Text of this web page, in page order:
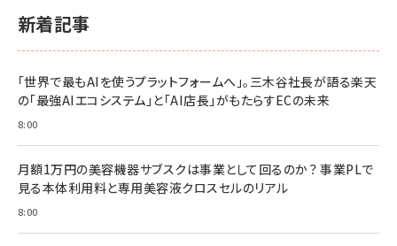
新着記事
「世界で最もAIを使うプラットフォームへ」。三木谷社長が語る楽天
の「最強AIエコシステム」と「AI店長」がもたらすECの未来
8:00
月額1万円の美容機器サブスクは事業として回るのか？ 事業PLで
見る本体利用料と専用美容液クロスセルのリアル
8:00